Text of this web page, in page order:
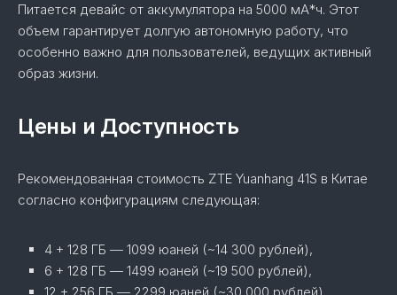
Питается девайс от аккумулятора на 5000 мА*ч. Этот
объем гарантирует долгую автономную работу, что
особенно важно для пользователей, ведущих активный
образ жизни.
Цены и Доступность
Рекомендованная стоимость ZTE Yuanhang 41S в Китае
согласно конфигурациям следующая:
4 + 128 ГБ — 1099 юаней (~14 300 рублей),
6 + 128 ГБ — 1499 юаней (~19 500 рублей),